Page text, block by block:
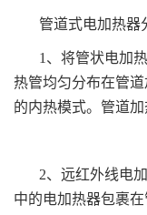
管道式电加热器
1、将管状电加
热管均匀分布在管
的内热模式。管道加
2、远红外线电
中的电加热器包裹